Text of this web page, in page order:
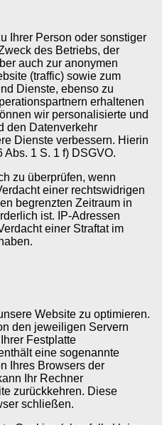
Ihrer Person oder sonstiger
des Betriebs, der
auch zur anonymen
(traffic) sowie zum
Dienste, ebenso zu
erhaltenen
wir personalisierte und
den Datenverkehr
Dienste verbessern. Hierin
Abs. 1 S. 1 f) DSGVO.
zu überprüfen, wenn
einer rechtswidrigen
begrenzten Zeitraum in
ist. IP-Adressen
einer Straftat im
Website zu optimieren.
den jeweiligen Servern
Festplatte
eine sogenannte
Ihres Browsers der
Ihr Rechner
zurückkehren. Diese
schließen.